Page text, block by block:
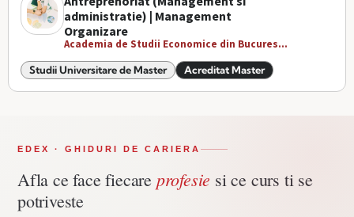
administratie) | Management
Organizare
Academia de Studii Economice din Bucures...
Studii Universitare de Master Acreditat Master
EDEX · GHIDURI DE CARIERA
Afla ce face fiecare profesie si ce curs ti se
potriveste